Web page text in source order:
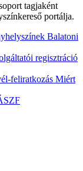
tagjaként
portálja.
Balatoni
regisztráció
feliratkozás Miért